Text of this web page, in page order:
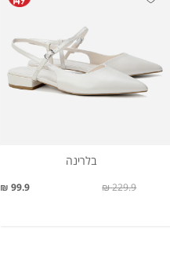
בלרינה
99.9 ₪ 229.9 ₪